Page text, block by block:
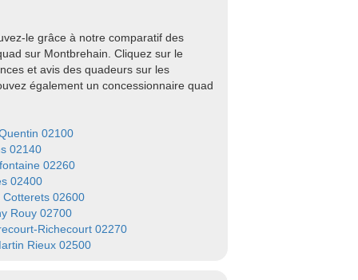
le grâce à notre comparatif des
sur Montbrehain. Cliquez sur le
et avis des quadeurs sur les
également un concessionnaire quad
02100
02140
02260
02400
Cotterets 02600
Rouy 02700
Richecourt 02270
Rieux 02500